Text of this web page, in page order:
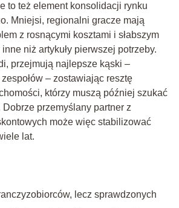
to też element konsolidacji rynku
Mniejsi, regionalni gracze mają
z rosnącymi kosztami i słabszym
niż artykuły pierwszej potrzeby.
przejmują najlepsze kąski –
– zostawiając resztę
którzy muszą później szukać
przemyślany partner z
może więc stabilizować
lat.
lecz sprawdzonych